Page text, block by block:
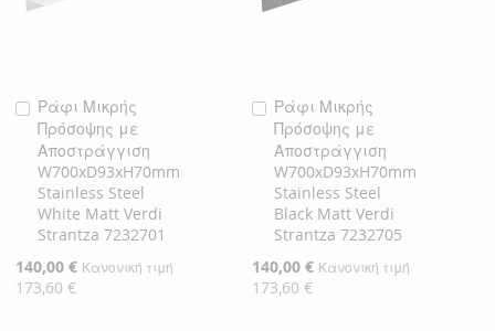
Ράφι Μικρής
Πρόσοψης με
Αποστράγγιση
W700xD93xH70mm
Stainless Steel
White Matt Verdi
Strantza 7232701
Ειδική
Τιμή
140,00 € Κανονική τιμή
173,60 €
Προσθήκη
στο
Καλάθι
Ράφι Μικρής
Πρόσοψης με
Αποστράγγιση
W700xD93xH70mm
Stainless Steel
Black Matt Verdi
Strantza 7232705
Ειδική
Τιμή
140,00 € Κανονική τιμή
173,60 €
Προσθήκη
στο
Καλάθι